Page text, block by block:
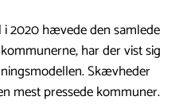
2020 hævede den samlede
har der vist sig
Skævheder
mest pressede kommuner.